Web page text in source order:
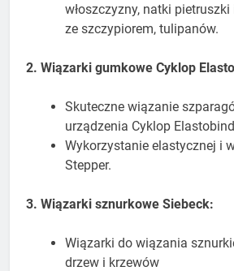
włoszczyzny, natki
ze szczypiorem, tulipanów.
2. Wiązarki gumkowe Cyklop
Skuteczne wiązanie
urządzenia Cyklop
Wykorzystanie elastycznej i
Stepper.
3. Wiązarki sznurkowe Siebeck:
Wiązarki do wiązania
drzew i krzewów